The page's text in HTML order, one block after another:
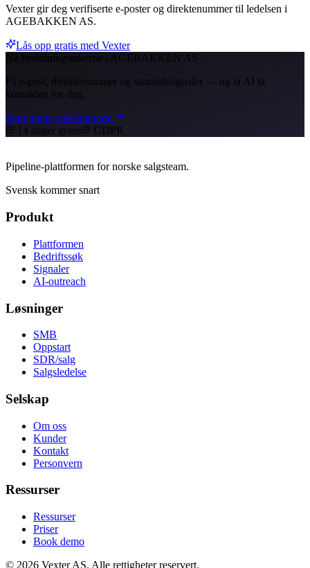
Vexter gir deg verifiserte e-poster og direktenummer til ledelsen i
AGEBAKKEN AS.
Lås opp gratis med Vexter
Nå beslutningstakerne i AGEBAKKEN AS
Få e-post, direktenummer og sanntidssignaler — og la AI ta
kontakten for deg.
Start gratis prøveperiode
14 dager gratis
GDPR
Pipeline-plattformen for norske salgsteam.
Svensk kommer snart
Produkt
Plattformen
Bedriftssøk
Signaler
AI-outreach
Løsninger
SMB
Oppstart
SDR/salg
Salgsledelse
Selskap
Om oss
Kunder
Kontakt
Personvern
Ressurser
Ressurser
Priser
Book demo
© 2026 Vexter AS. Alle rettigheter reservert.